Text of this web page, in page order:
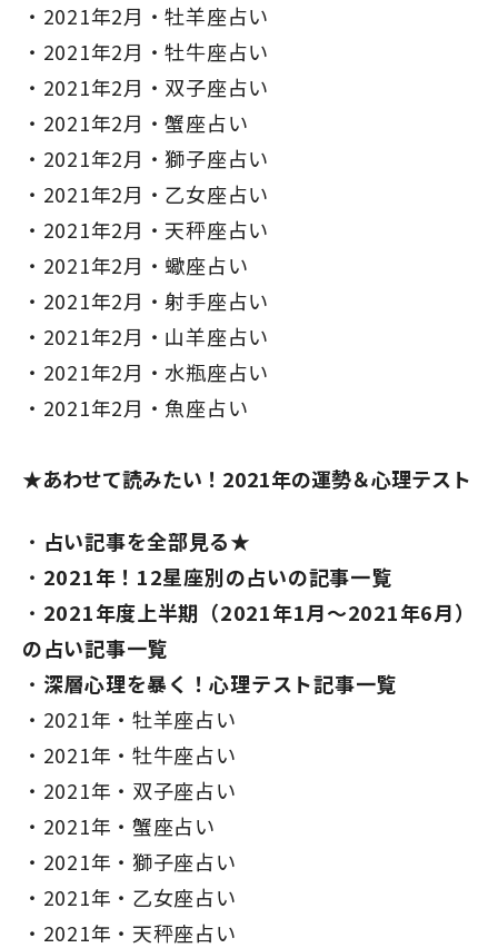
2021年2月・牡羊座占い
2021年2月・牡牛座占い
2021年2月・双子座占い
2021年2月・蟹座占い
2021年2月・獅子座占い
2021年2月・乙女座占い
2021年2月・天秤座占い
2021年2月・蠍座占い
2021年2月・射手座占い
2021年2月・山羊座占い
2021年2月・水瓶座占い
2021年2月・魚座占い
★あわせて読みたい！2021年の運勢＆心理テスト
占い記事を全部見る★
2021年！12星座別の占いの記事一覧
2021年度上半期（2021年1月～2021年6月）
の占い記事一覧
深層心理を暴く！心理テスト記事一覧
2021年・牡羊座占い
2021年・牡牛座占い
2021年・双子座占い
2021年・蟹座占い
2021年・獅子座占い
2021年・乙女座占い
2021年・天秤座占い